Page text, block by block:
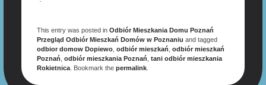
This entry was posted in Odbiór Mieszkania Domu Poznań
Przegląd Odbiór Mieszkań Domów w Poznaniu and tagged
odbior domow Dopiewo, odbiór mieszkań odbiór mieszkań
Poznań odbiór mieszkania Poznań tani odbiór mieszkania
Rokietnica. Bookmark the permalink.